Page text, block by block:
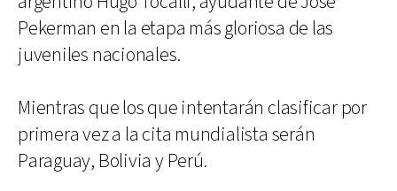
Pekerman en la etapa más gloriosa de las
juveniles nacionales.
Mientras que los que intentarán clasificar por
primera vez a la cita mundialista serán
Paraguay, Bolivia y Perú.